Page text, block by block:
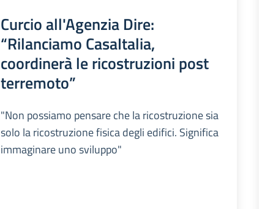
Curcio all'Agenzia Dire:
“Rilanciamo CasaItalia,
coordinerà le ricostruzioni post
terremoto”
"Non possiamo pensare che la ricostruzione sia
solo la ricostruzione fisica degli edifici. Significa
immaginare uno sviluppo"